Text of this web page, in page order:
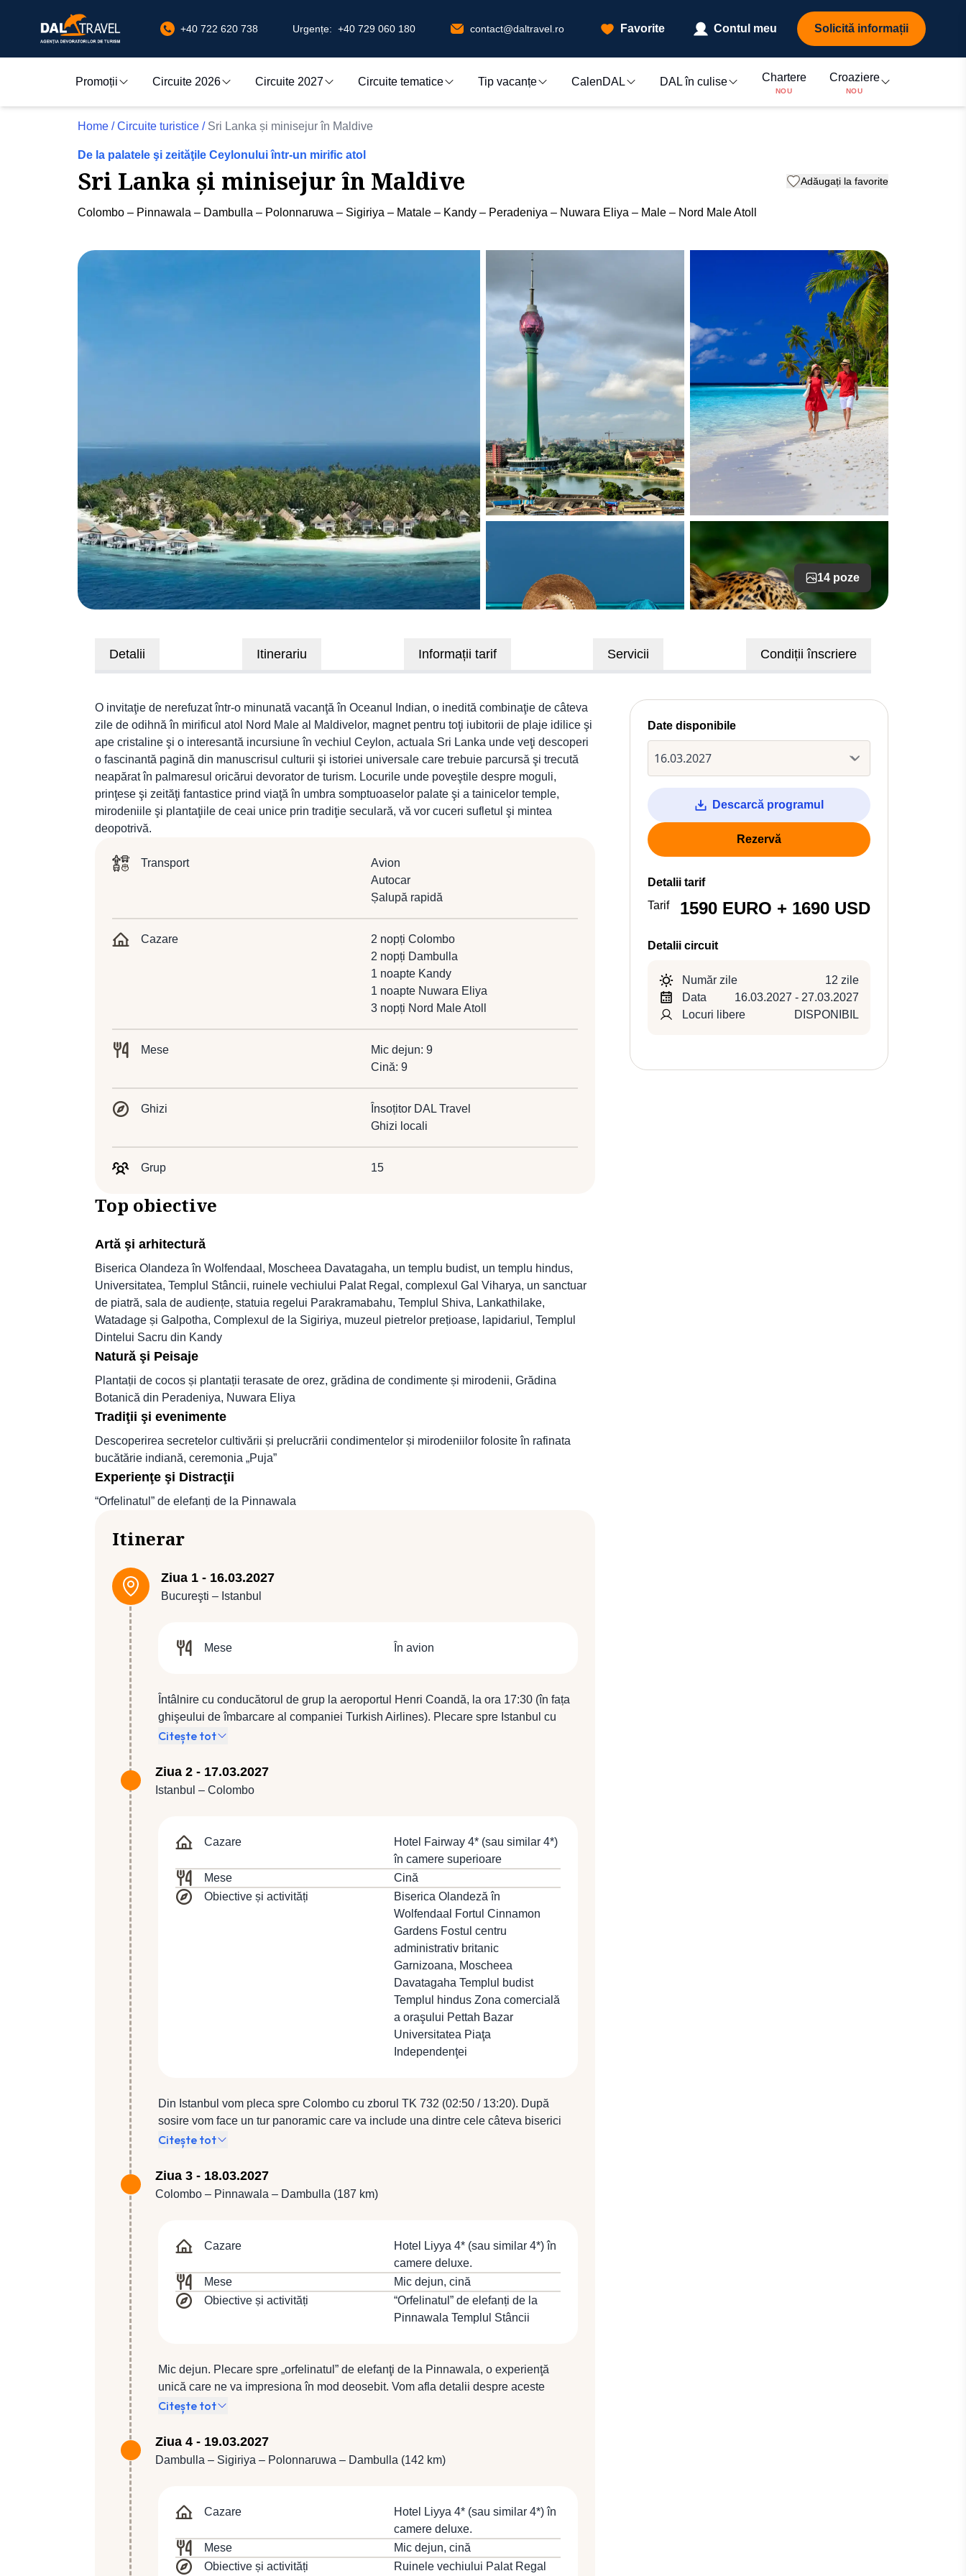
+40 722 620 738 Urgențe: +40 729 060 180 contact@daltravel.ro Favorite Contul meu Solicită informații
Promoții Circuite 2026 Circuite 2027 Circuite tematice Tip vacanțe CalenDAL DAL în culise Chartere
NOU
Croaziere
NOU
Home / Circuite turistice / Sri Lanka și minisejur în Maldive
De la palatele şi zeităţile Ceylonului într-un mirific atol
Sri Lanka și minisejur în Maldive Adăugați la favorite
Colombo – Pinnawala – Dambulla – Polonnaruwa – Sigiriya – Matale – Kandy – Peradeniya – Nuwara Eliya – Male – Nord Male Atoll
14 poze
Detalii Itinerariu Informații tarif Servicii Condiții înscriere
O invitaţie de nerefuzat într-o minunată vacanţă în Oceanul Indian, o inedită combinaţie de câteva
zile de odihnă în mirificul atol Nord Male al Maldivelor, magnet pentru toţi iubitorii de plaje idilice şi
ape cristaline şi o interesantă incursiune în vechiul Ceylon, actuala Sri Lanka unde veţi descoperi
o fascinantă pagină din manuscrisul culturii şi istoriei universale care trebuie parcursă şi trecută
neapărat în palmaresul oricărui devorator de turism. Locurile unde poveştile despre moguli,
prinţese şi zeităţi fantastice prind viaţă în umbra somptuoaselor palate şi a tainicelor temple,
mirodeniile şi plantaţiile de ceai unice prin tradiţie seculară, vă vor cuceri sufletul şi mintea
deopotrivă.
Transport
Avion
Autocar
Șalupă rapidă
Cazare
2 nopți Colombo
2 nopți Dambulla
1 noapte Kandy
1 noapte Nuwara Eliya
3 nopți Nord Male Atoll
Mese
Mic dejun: 9
Cină: 9
Ghizi
Însoțitor DAL Travel
Ghizi locali
Grup 15
Top obiective
Artă şi arhitectură
Biserica Olandeza în Wolfendaal, Moscheea Davatagaha, un templu budist, un templu hindus,
Universitatea, Templul Stâncii, ruinele vechiului Palat Regal, complexul Gal Viharya, un sanctuar
de piatră, sala de audiențe, statuia regelui Parakramabahu, Templul Shiva, Lankathilake,
Watadage și Galpotha, Complexul de la Sigiriya, muzeul pietrelor prețioase, lapidariul, Templul
Dintelui Sacru din Kandy
Natură şi Peisaje
Plantații de cocos și plantații terasate de orez, grădina de condimente și mirodenii, Grădina
Botanică din Peradeniya, Nuwara Eliya
Tradiţii şi evenimente
Descoperirea secretelor cultivării și prelucrării condimentelor și mirodeniilor folosite în rafinata
bucătărie indiană, ceremonia „Puja”
Experienţe şi Distracţii
“Orfelinatul” de elefanți de la Pinnawala
Itinerar
Ziua 1 - 16.03.2027
Bucureşti – Istanbul
Mese În avion
Întâlnire cu conducătorul de grup la aeroportul Henri Coandă, la ora 17:30 (în fața
ghişeului de îmbarcare al companiei Turkish Airlines). Plecare spre Istanbul cu
compania Turkish Airlines, zbor TK 1942 (19:25 / 22:00).
Citește tot
Ziua 2 - 17.03.2027
Istanbul – Colombo
Cazare
Hotel Fairway 4* (sau similar 4*)
în camere superioare
Mese
Cină
Obiective și activități
Biserica Olandeză în
Wolfendaal Fortul Cinnamon
Gardens Fostul centru
administrativ britanic
Garnizoana, Moscheea
Davatagaha Templul budist
Templul hindus Zona comercială
a oraşului Pettah Bazar
Universitatea Piaţa
Independenţei
Din Istanbul vom pleca spre Colombo cu zborul TK 732 (02:50 / 13:20). După
sosire vom face un tur panoramic care va include una dintre cele câteva biserici
creştine, Biserica Olandeză în Wolfendaal, fortul, Cinnamon Gardens, fostul centru
templu hindus, zona comercială a oraşului cu Pettah Bazar, Universitatea şi Piaţa
Independenţei. Cină şi cazare la Hotel Fairway 4* (sau similar 4*) în camere
Citește tot
Ziua 3 - 18.03.2027
Colombo – Pinnawala – Dambulla (187 km)
Cazare
Hotel Liyya 4* (sau similar 4*) în
camere deluxe.
Mese
Mic dejun, cină
Obiective și activități
“Orfelinatul” de elefanți de la
Pinnawala Templul Stâncii
Mic dejun. Plecare spre „orfelinatul” de elefanţi de la Pinnawala, o experienţă
unică care ne va impresiona în mod deosebit. Vom afla detalii despre aceste
animale inteligente şi fascinante pe care le vom admira în habitatul lor natural.
abandonaţi, iar între timp s-a transformat într-un centru de cercetare şi studii asupra
elefanţilor, cu sprijinul cercetătorilor locali şi internaţionali. Traseul va continua
Mondial UNESCO. Acesta uimeşte prin întinderea sa, un sistem de 5 peşteri care
ocupă un perimetru de aproximativ 2.000 m² pictaţi aproape în totalitate, însă
primele trei peşteri sunt mai bine păstrate, mai vechi şi mai mari decât celelalte.
Pereţii şi tavanele celor cinci peşteri sunt acoperite cu motive budiste, iar în peşteri
Citește tot
Ziua 4 - 19.03.2027
Dambulla – Sigiriya – Polonnaruwa – Dambulla (142 km)
Cazare
Hotel Liyya 4* (sau similar 4*) în
camere deluxe.
Mese
Mic dejun, cină
Obiective și activități
Ruinele vechiului Palat Regal
Date disponibile
Descarcă programul
Rezervă
Detalii tarif
Tarif
1590 EURO + 1690 USD
Detalii circuit
Număr zile
12 zile
Data
16.03.2027 - 27.03.2027
Locuri libere
DISPONIBIL